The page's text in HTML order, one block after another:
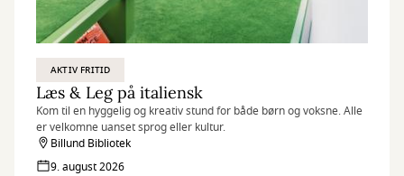
AKTIV FRITID
Læs & Leg på italiensk
Kom til en hyggelig og kreativ stund for både børn og voksne. Alle
er velkomne uanset sprog eller kultur.
Billund Bibliotek
9. august 2026